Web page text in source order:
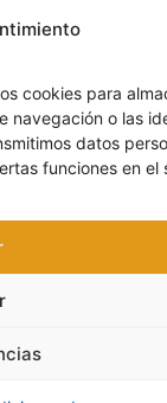
cookies para
navegación o las
datos
funciones en el